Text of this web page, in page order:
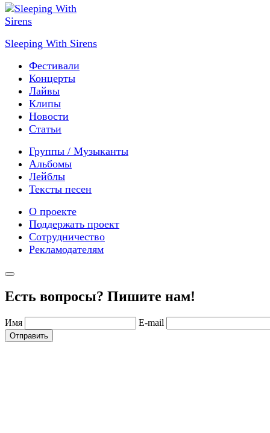
Sleeping With Sirens
Фестивали
Концерты
Лайвы
Клипы
Новости
Статьи
Группы / Музыканты
Альбомы
Лейблы
Тексты песен
О проекте
Поддержать проект
Сотрудничество
Рекламодателям
Есть вопросы? Пишите нам!
Имя E-mail